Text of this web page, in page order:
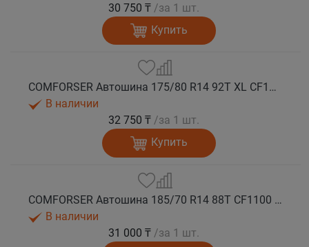
30 750 ₸ /за 1 шт.
Купить
COMFORSER Автошина 175/80 R14 92T XL CF1100 RWL лето
В наличии
32 750 ₸ /за 1 шт.
Купить
COMFORSER Автошина 185/70 R14 88T CF1100 OWL лето
В наличии
31 000 ₸ /за 1 шт.